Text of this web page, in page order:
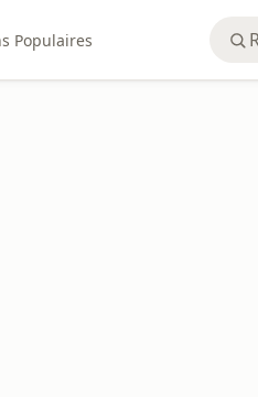
Populaires